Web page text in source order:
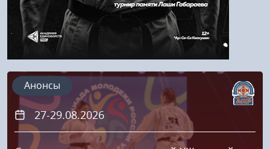
27-29.08.2026
Анонсы